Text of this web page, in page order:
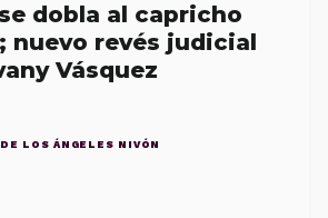
dobla al capricho
nuevo revés judicial
Vásquez
LOS ÁNGELES NIVÓN